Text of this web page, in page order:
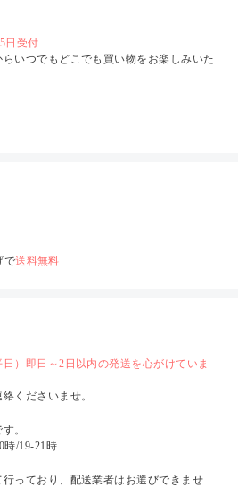
日受付
いつでもどこでも買い物をお楽しみいた
で送料無料
）即日～2日以内の発送を心がけていま
くださいませ。
。
時/19-21時
っており、配送業者はお選びできませ